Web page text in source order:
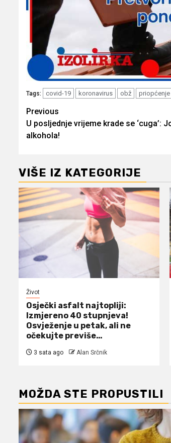
Tags: covid-19 koronavirus obž priopćenje
Post
navigation
Previous
U posljednje vrijeme krade se ‘cuga’:
alkohola!
VIŠE IZ KATEGORIJE
Život
Osječki asfalt najtopliji:
Izmjereno 40 stupnjeva!
Osvježenje u petak, ali ne
očekujte previše…
3 sata ago Alan Srčnik
MOŽDA STE PROPUSTILI